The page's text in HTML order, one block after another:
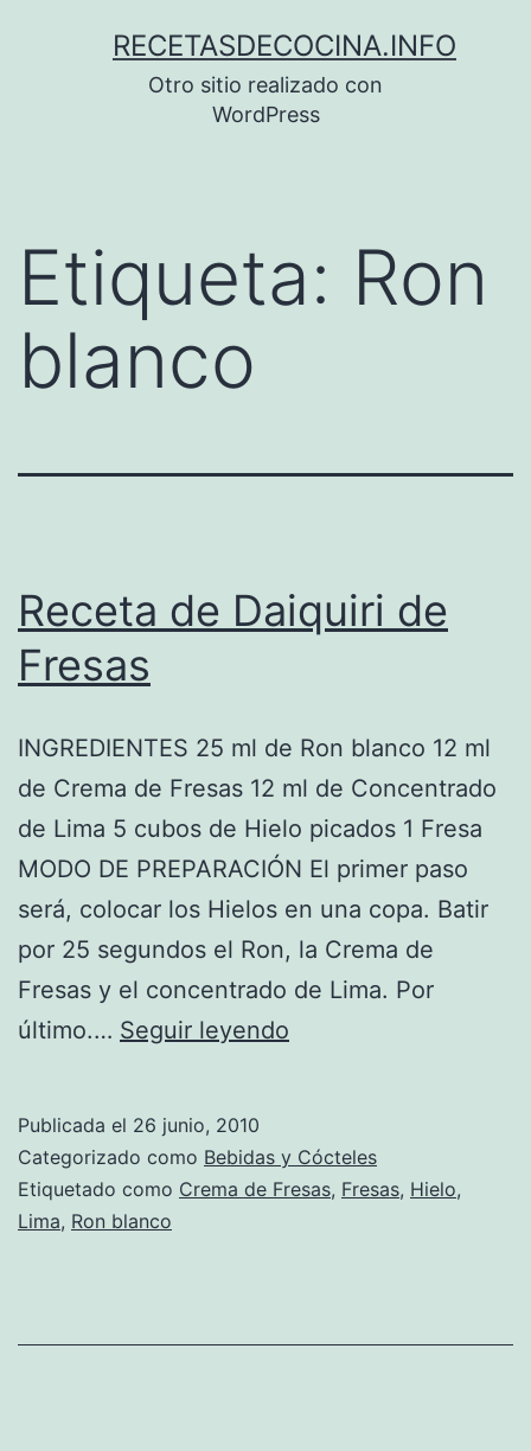
RECETASDECOCINA.INFO
Otro sitio realizado con
WordPress
Etiqueta: Ron
blanco
Receta de Daiquiri de
Fresas
INGREDIENTES 25 ml de Ron blanco 12 ml
de Crema de Fresas 12 ml de Concentrado
de Lima 5 cubos de Hielo picados 1 Fresa
MODO DE PREPARACIÓN El primer paso
será, colocar los Hielos en una copa. Batir
por 25 segundos el Ron, la Crema de
Fresas y el concentrado de Lima. Por
último.… Seguir leyendo
de
Fresas
Publicada el 26 junio, 2010
Categorizado como Bebidas y Cócteles
Etiquetado como Crema de Fresas, Fresas, Hielo,
Lima, Ron blanco